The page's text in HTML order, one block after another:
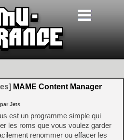
MAME Content Manager
par Jets
est un programme simple qui
les roms que vous voulez garder
renommer ou effacer les